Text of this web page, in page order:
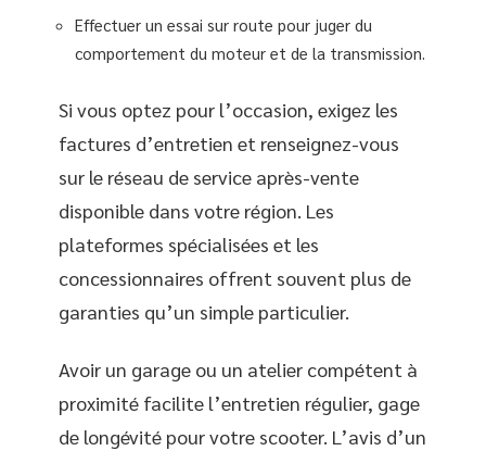
Effectuer un essai sur route pour juger du
comportement du moteur et de la transmission.
Si vous optez pour l’occasion, exigez les
factures d’entretien et renseignez-vous
sur le réseau de service après-vente
disponible dans votre région. Les
plateformes spécialisées et les
concessionnaires offrent souvent plus de
garanties qu’un simple particulier.
Avoir un garage ou un atelier compétent à
proximité facilite l’entretien régulier, gage
de longévité pour votre scooter. L’avis d’un